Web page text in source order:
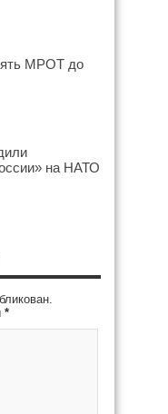
МРОТ до
на НАТО
*